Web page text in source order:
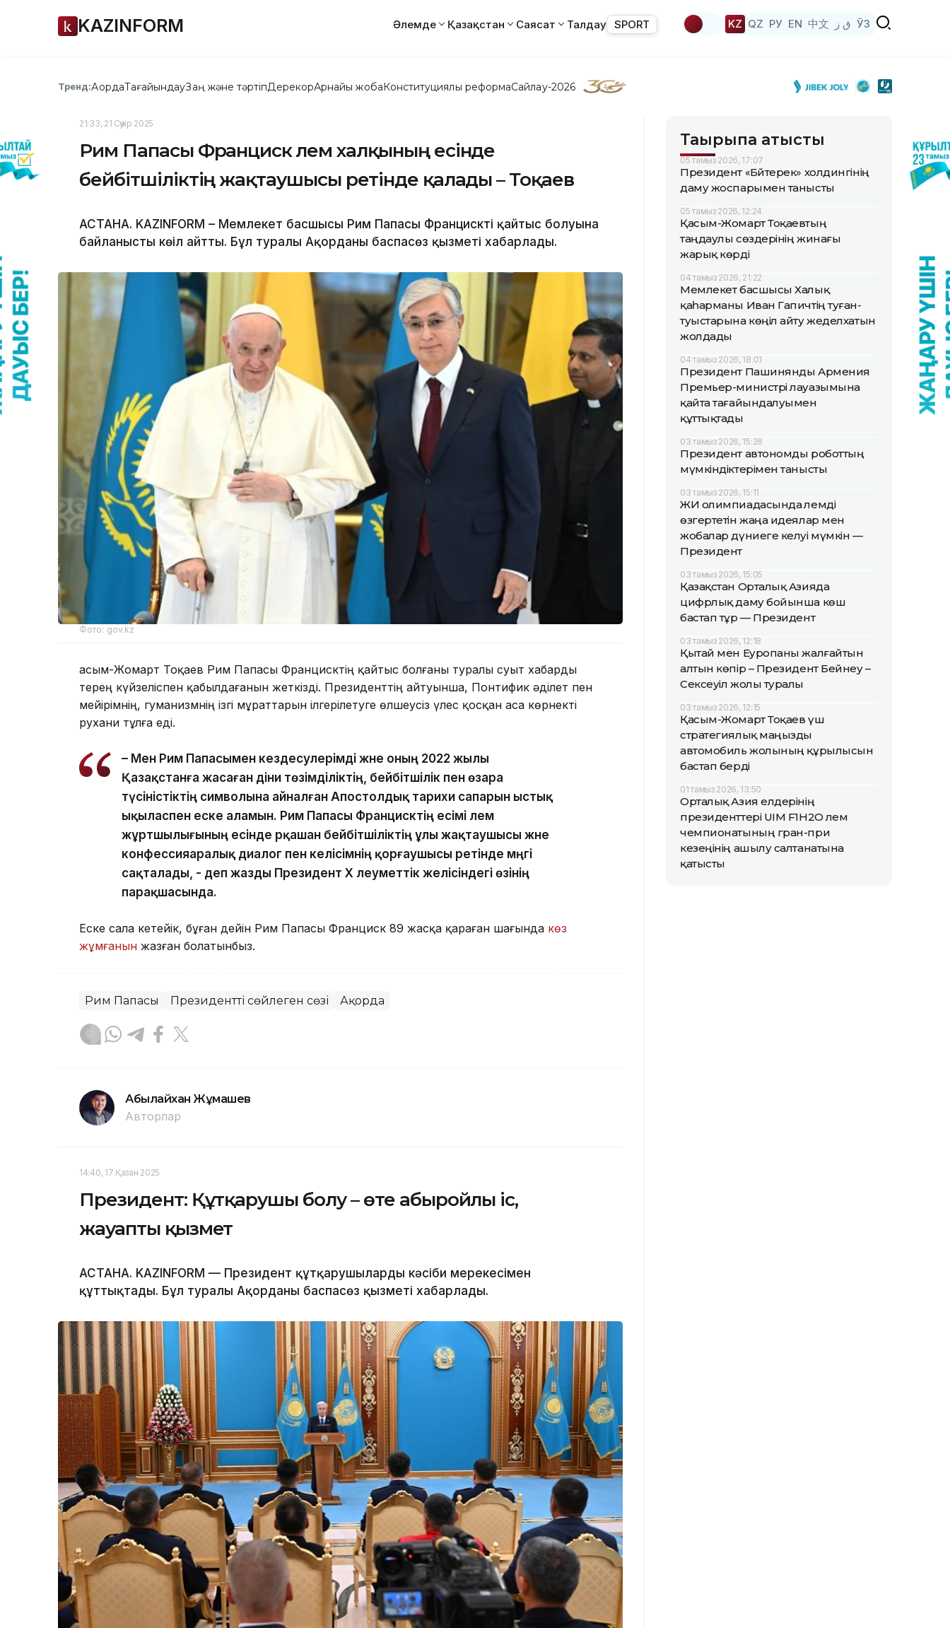
KAZINFORM Әлемде Қазақстан Саясат Талдау SPORT KZ QZ РУ EN 中文 ق ز ЎЗ
Тренд:АқордаТағайындауЗаң және тәртіпДерекқорАрнайы жобаКонституциялық реформаСайлау-2026
21:33, 21 Сәуір 2025
Рим Папасы Франциск әлем халқының есінде
бейбітшіліктің жақтаушысы ретінде қалады – Тоқаев
АСТАНА. KAZINFORM – Мемлекет басшысы Рим Папасы Францисктің қайтыс болуына
байланысты көңіл айтты. Бұл туралы Ақорданың баспасөз қызметі хабарлады.
Фото: gov.kz
Қасым-Жомарт Тоқаев Рим Папасы Францисктің қайтыс болғаны туралы суыт хабарды
терең күйзеліспен қабылдағанын жеткізді. Президенттің айтуынша, Понтифик әділет пен
мейірімнің, гуманизмнің ізгі мұраттарын ілгерілетуге өлшеусіз үлес қосқан аса көрнекті
рухани тұлға еді.
– Мен Рим Папасымен кездесулерімді және оның 2022 жылы
Қазақстанға жасаған діни төзімділіктің, бейбітшілік пен өзара
түсіністіктің символына айналған Апостолдық тарихи сапарын ыстық
ықыласпен еске аламын. Рим Папасы Францисктің есімі әлем
жұртшылығының есінде әрқашан бейбітшіліктің ұлы жақтаушысы және
конфессияаралық диалог пен келісімнің қорғаушысы ретінде мәңгі
сақталады, - деп жазды Президент Х әлеуметтік желісіндегі өзінің
парақшасында.
Еске сала кетейік, бұған дейін Рим Папасы Франциск 89 жасқа қараған шағында көз
жұмғанын жазған болатынбыз.
Рим Папасы Президенттің сөйлеген сөзі Ақорда
Абылайхан Жұмашев
Авторлар
14:40, 17 Қазан 2025
Президент: Құтқарушы болу – өте абыройлы іс,
жауапты қызмет
АСТАНА. KAZINFORM — Президент құтқарушыларды кәсіби мерекесімен
құттықтады. Бұл туралы Ақорданың баспасөз қызметі хабарлады.
Тақырыпқа қатысты
05 тамыз 2026, 17:07
Президент «Бәйтерек» холдингінің
даму жоспарымен танысты
05 тамыз 2026, 12:24
Қасым-Жомарт Тоқаевтың
таңдаулы сөздерінің жинағы
жарық көрді
04 тамыз 2026, 21:22
Мемлекет басшысы Халық
қаһарманы Иван Гапичтің туған-
туыстарына көңіл айту жеделхатын
жолдады
04 тамыз 2026, 18:01
Президент Пашинянды Армения
Премьер-министрі лауазымына
қайта тағайындалуымен
құттықтады
03 тамыз 2026, 15:28
Президент автономды роботтың
мүмкіндіктерімен танысты
03 тамыз 2026, 15:11
ЖИ олимпиадасында әлемді
өзгертетін жаңа идеялар мен
жобалар дүниеге келуі мүмкін —
Президент
03 тамыз 2026, 15:05
Қазақстан Орталық Азияда
цифрлық даму бойынша көш
бастап тұр — Президент
03 тамыз 2026, 12:18
Қытай мен Еуропаны жалғайтын
алтын көпір – Президент Бейнеу –
Сексеуіл жолы туралы
03 тамыз 2026, 12:15
Қасым-Жомарт Тоқаев үш
стратегиялық маңызды
автомобиль жолының құрылысын
бастап берді
01 тамыз 2026, 13:50
Орталық Азия елдерінің
президенттері UIM F1H2O әлем
чемпионатының гран-при
кезеңінің ашылу салтанатына
қатысты